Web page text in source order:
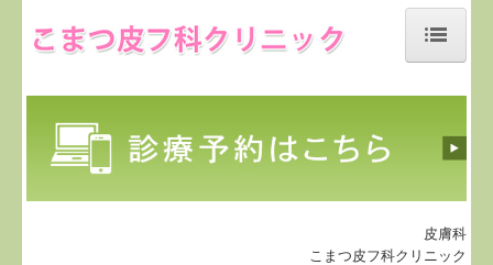
当院について
皮膚科
こまつ皮フ科クリニック